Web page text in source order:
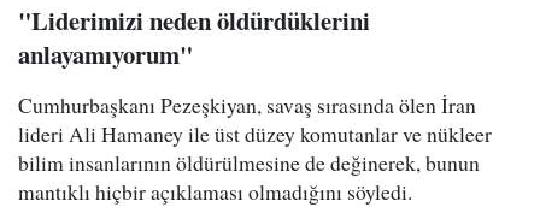
"Liderimizi neden öldürdüklerini
anlayamıyorum"
Cumhurbaşkanı Pezeşkiyan, savaş sırasında ölen İran
lideri Ali Hamaney ile üst düzey komutanlar ve nükleer
bilim insanlarının öldürülmesine de değinerek, bunun
mantıklı hiçbir açıklaması olmadığını söyledi.